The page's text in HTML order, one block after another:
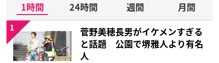
1時間 24時間 週間
月間
菅野美穂長男がイケメンすぎる
と話題 公園で堺雅人より有名
人
1